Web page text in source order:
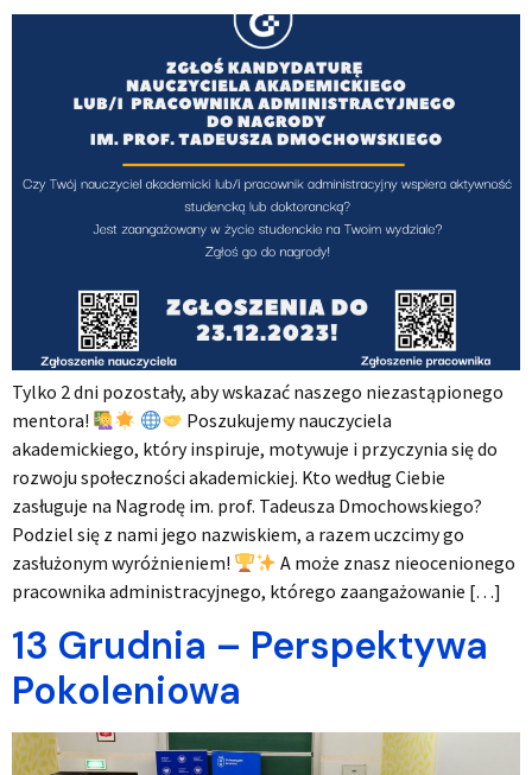
Tylko 2 dni pozostały, aby wskazać naszego niezastąpionego
mentora!
Poszukujemy nauczyciela
akademickiego, który inspiruje, motywuje i przyczynia się do
rozwoju społeczności akademickiej. Kto według Ciebie
zasługuje na Nagrodę im. prof. Tadeusza Dmochowskiego?
Podziel się z nami jego nazwiskiem, a razem uczcimy go
zasłużonym wyróżnieniem!
A może znasz nieocenionego
pracownika administracyjnego, którego zaangażowanie […]
13 Grudnia – Perspektywa
Pokoleniowa